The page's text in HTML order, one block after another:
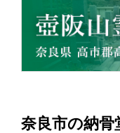
奈良市の納骨